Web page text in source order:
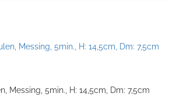
Messing, 5min., H: 14,5cm, Dm: 7,5cm